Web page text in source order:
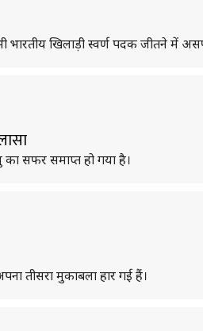
खिलाड़ी स्वर्ण पदक जीतने में
सफर समाप्त हो गया है।
तीसरा मुकाबला हार गई हैं।